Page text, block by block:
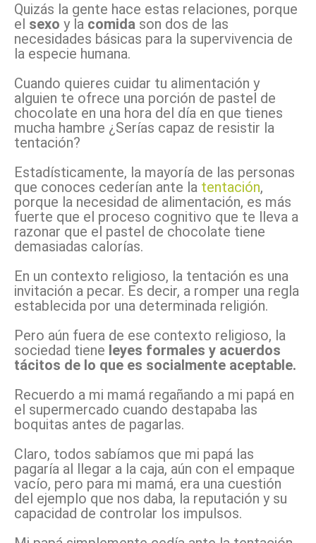
Quizás la gente hace estas relaciones, porque
el sexo y la comida son dos de las
necesidades básicas para la supervivencia de
la especie humana.
Cuando quieres cuidar tu alimentación y
alguien te ofrece una porción de pastel de
chocolate en una hora del día en que tienes
mucha hambre ¿Serías capaz de resistir la
tentación?
Estadísticamente, la mayoría de las personas
que conoces cederían ante la tentación,
porque la necesidad de alimentación, es más
fuerte que el proceso cognitivo que te lleva a
razonar que el pastel de chocolate tiene
demasiadas calorías.
En un contexto religioso, la tentación es una
invitación a pecar. Es decir, a romper una regla
establecida por una determinada religión.
Pero aún fuera de ese contexto religioso, la
sociedad tiene leyes formales y acuerdos
tácitos de lo que es socialmente aceptable.
Recuerdo a mi mamá regañando a mi papá en
el supermercado cuando destapaba las
boquitas antes de pagarlas.
Claro, todos sabíamos que mi papá las
pagaría al llegar a la caja, aún con el empaque
vacío, pero para mi mamá, era una cuestión
del ejemplo que nos daba, la reputación y su
capacidad de controlar los impulsos.